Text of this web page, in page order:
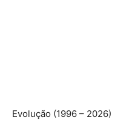
Evolução (1996 – 2026)